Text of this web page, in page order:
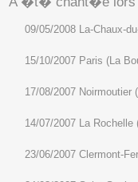
09/05/2008 La-Chaux-
15/10/2007 Paris (La
17/08/2007 Noirmoutier
14/07/2007 La
23/06/2007 Clermont-